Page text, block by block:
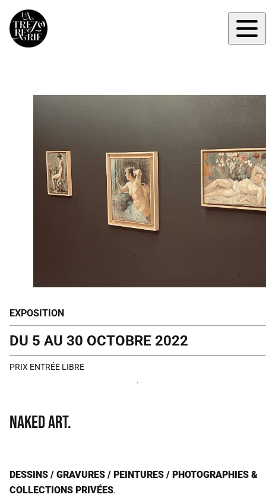
EXPOSITION
DU 5 AU 30 OCTOBRE 2022
PRIX ENTRÉE LIBRE
NAKED ART.
DESSINS / GRAVURES / PEINTURES / PHOTOGRAPHIES &
COLLECTIONS PRIVÉES.